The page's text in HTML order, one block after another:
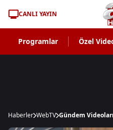
CANLI YAYIN
Programlar Özel
Haberler WebTV Gündem Videoları